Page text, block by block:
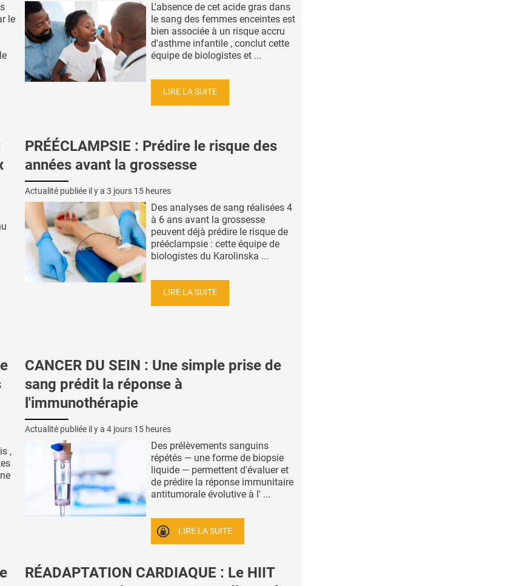
le
L'absence de cet acide gras dans
le sang des femmes enceintes est
bien associée à un risque accru
d'asthme infantile , conclut cette
équipe de biologistes et ...
LIRE LA SUITE
PRÉÉCLAMPSIE : Prédire le risque des
années avant la grossesse
Actualité publiée il y a 3 jours 15 heures
Des analyses de sang réalisées 4
à 6 ans avant la grossesse
peuvent déjà prédire le risque de
prééclampsie : cette équipe de
biologistes du Karolinska ...
LIRE LA SUITE
,
CANCER DU SEIN : Une simple prise de
sang prédit la réponse à
l'immunothérapie
Actualité publiée il y a 4 jours 15 heures
Des prélèvements sanguins
répétés — une forme de biopsie
liquide — permettent d'évaluer et
de prédire la réponse immunitaire
antitumorale évolutive à l' ...
LIRE LA SUITE
RÉADAPTATION CARDIAQUE : Le HIIT